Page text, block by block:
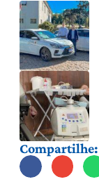
Compartilhe: